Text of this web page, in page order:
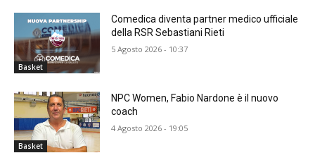
Basket
Comedica diventa partner medico ufficiale
della RSR Sebastiani Rieti
5 Agosto 2026 - 10:37
Basket
NPC Women, Fabio Nardone è il nuovo
coach
4 Agosto 2026 - 19:05